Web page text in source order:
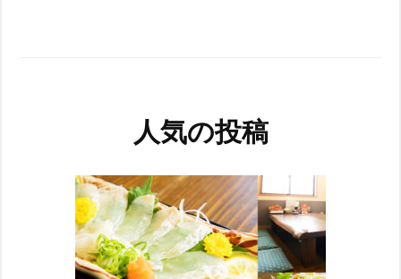
人気の投稿